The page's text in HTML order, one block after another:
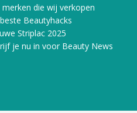
merken die wij verkopen
Beautyhacks
Striplac 2025
je nu in voor Beauty News